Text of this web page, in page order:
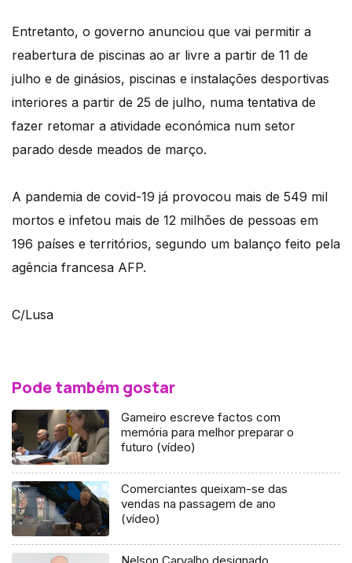
Entretanto, o governo anunciou que vai permitir a
reabertura de piscinas ao ar livre a partir de 11 de
julho e de ginásios, piscinas e instalações desportivas
interiores a partir de 25 de julho, numa tentativa de
fazer retomar a atividade económica num setor
parado desde meados de março.
A pandemia de covid-19 já provocou mais de 549 mil
mortos e infetou mais de 12 milhões de pessoas em
196 países e territórios, segundo um balanço feito pela
agência francesa AFP.
C/Lusa
Pode também gostar
Gameiro escreve factos com
memória para melhor preparar o
futuro (vídeo)
Comerciantes queixam-se das
vendas na passagem de ano
(vídeo)